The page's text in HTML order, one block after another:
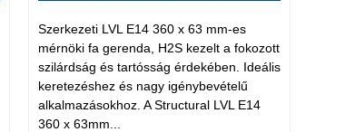
Szerkezeti LVL E14 360 x 63 mm-es
mérnöki fa gerenda, H2S kezelt a fokozott
szilárdság és tartósság érdekében. Ideális
keretezéshez és nagy igénybevételű
alkalmazásokhoz. A Structural LVL E14
360 x 63mm...